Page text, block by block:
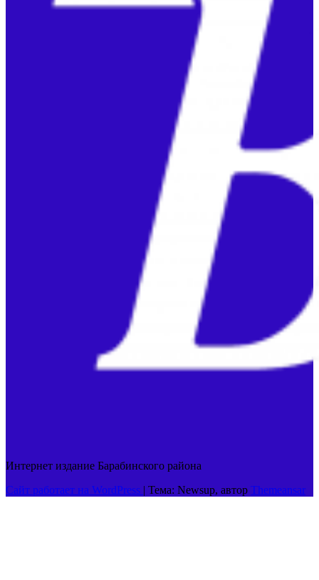
Интернет издание Барабинского района
Сайт работает на WordPress | Тема: Newsup, автор Themeansar